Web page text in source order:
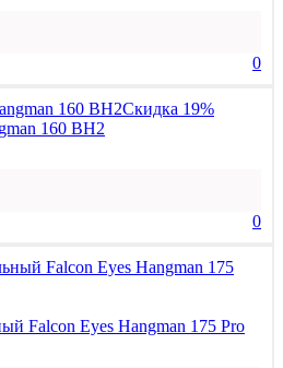
0
Скидка 19%
160 BH2
0
Falcon Eyes Hangman 175 Pro